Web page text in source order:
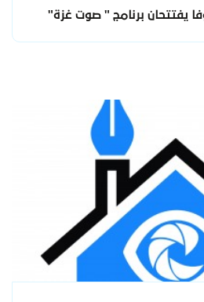
يفتتحان برنامج " صوت غزة"